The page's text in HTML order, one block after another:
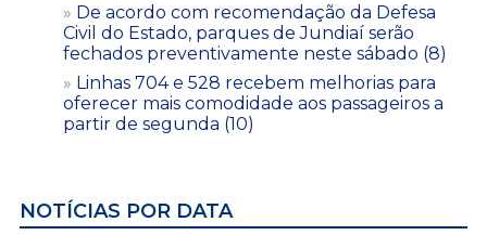
De acordo com recomendação da Defesa
Civil do Estado, parques de Jundiaí serão
fechados preventivamente neste sábado (8)
Linhas 704 e 528 recebem melhorias para
oferecer mais comodidade aos passageiros a
partir de segunda (10)
NOTÍCIAS POR DATA